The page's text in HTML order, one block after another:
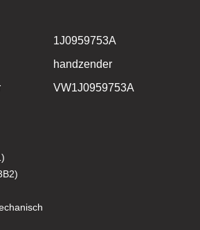
1J0959753A
handzender
VW1J0959753A